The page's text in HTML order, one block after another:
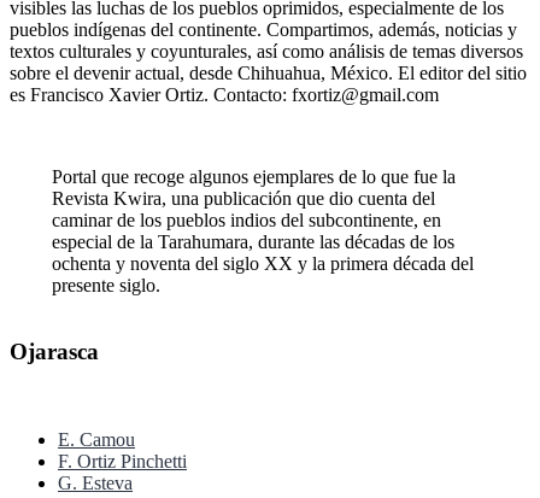
visibles las luchas de los pueblos oprimidos, especialmente de los
pueblos indígenas del continente. Compartimos, además, noticias y
textos culturales y coyunturales, así como análisis de temas diversos
sobre el devenir actual, desde Chihuahua, México. El editor del sitio
es Francisco Xavier Ortiz. Contacto: fxortiz@gmail.com
Portal que recoge algunos ejemplares de lo que fue la
Revista Kwira, una publicación que dio cuenta del
caminar de los pueblos indios del subcontinente, en
especial de la Tarahumara, durante las décadas de los
ochenta y noventa del siglo XX y la primera década del
presente siglo.
Ojarasca
E. Camou
F. Ortiz Pinchetti
G. Esteva